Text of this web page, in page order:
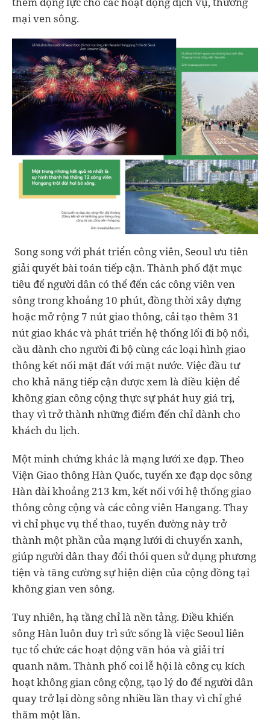
mại ven sông.
Song song với phát triển công viên, Seoul ưu tiên
giải quyết bài toán tiếp cận. Thành phố đặt mục
tiêu để người dân có thể đến các công viên ven
sông trong khoảng 10 phút, đồng thời xây dựng
hoặc mở rộng 7 nút giao thông, cải tạo thêm 31
nút giao khác và phát triển hệ thống lối đi bộ nổi,
cầu dành cho người đi bộ cùng các loại hình giao
thông kết nối mặt đất với mặt nước. Việc đầu tư
cho khả năng tiếp cận được xem là điều kiện để
không gian công cộng thực sự phát huy giá trị,
thay vì trở thành những điểm đến chỉ dành cho
khách du lịch.
Một minh chứng khác là mạng lưới xe đạp. Theo
Viện Giao thông Hàn Quốc, tuyến xe đạp dọc sông
Hàn dài khoảng 213 km, kết nối với hệ thống giao
thông công cộng và các công viên Hangang. Thay
vì chỉ phục vụ thể thao, tuyến đường này trở
thành một phần của mạng lưới di chuyển xanh,
giúp người dân thay đổi thói quen sử dụng phương
tiện và tăng cường sự hiện diện của cộng đồng tại
không gian ven sông.
Tuy nhiên, hạ tầng chỉ là nền tảng. Điều khiến
sông Hàn luôn duy trì sức sống là việc Seoul liên
tục tổ chức các hoạt động văn hóa và giải trí
quanh năm. Thành phố coi lễ hội là công cụ kích
hoạt không gian công cộng, tạo lý do để người dân
quay trở lại dòng sông nhiều lần thay vì chỉ ghé
thăm một lần.